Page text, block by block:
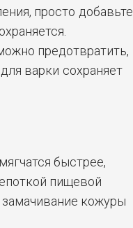
просто добавьте
предотвратить,
варки сохраняет
быстрее,
пищевой
замачивание кожуры